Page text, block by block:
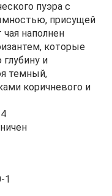
пуэра с
присущей
наполнен
которые
и
темный,
коричневого и
1